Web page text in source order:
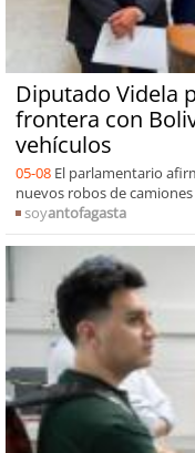
Diputado Videla
frontera con
vehículos
05-08 El parlamentario
nuevos robos de
soyantofagasta